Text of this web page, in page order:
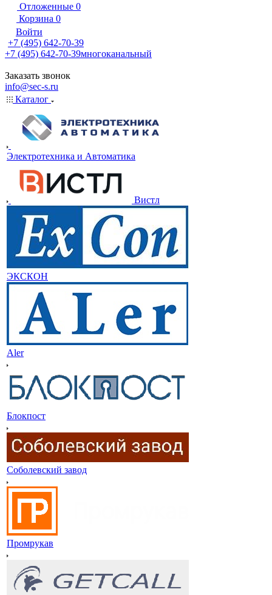
Отложенные 0
Корзина 0
Войти
+7 (495) 642-70-39
+7 (495) 642-70-39многоканальный
Заказать звонок
info@sec-s.ru
Каталог
Электротехника и Автоматика
Вистл
ЭКСКОН
Aler
Блокпост
Соболевский завод
Промрукав